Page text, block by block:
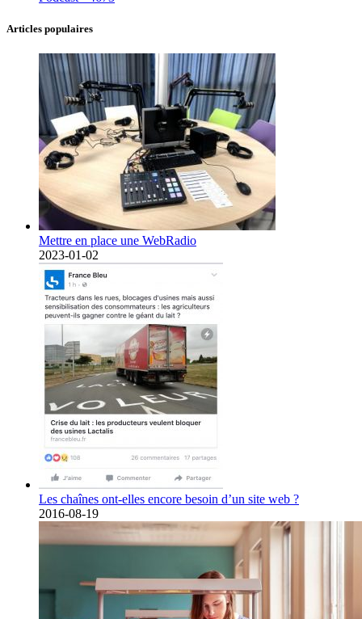
Articles populaires
Mettre en place une WebRadio
2023-01-02
Les chaînes ont-elles encore besoin d’un site web ?
2016-08-19